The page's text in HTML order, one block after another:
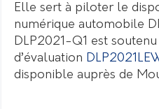
Elle sert à piloter le
numérique automobile
DLP2021-Q1 est
d’évaluation
disponible auprès de